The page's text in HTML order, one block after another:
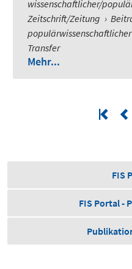
wissenschaftlicher/
Zeitschrift/Zeitung ›
Transfer
Mehr...
FIS
FIS Portal -